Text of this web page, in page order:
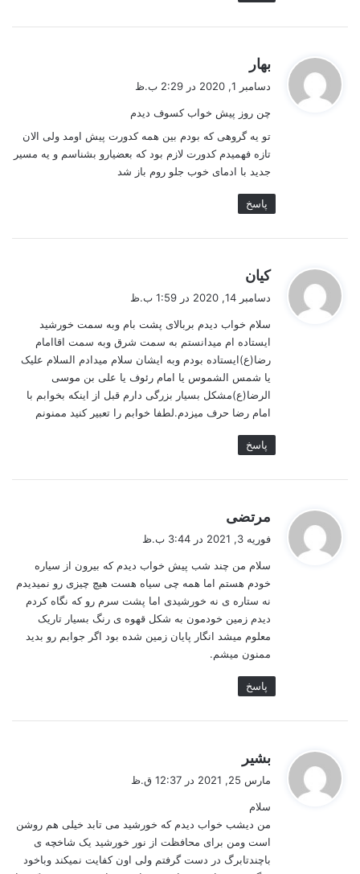
بهار
ت
:
دسامبر 1, 2020 در 2:29 ب.ظ
چن روز پیش خواب کسوف دیدم
تو یه گروهی که بودم بین همه کدورت پیش اومد ولی الان
تازه فهمیدم کدورت لازم بود که بعضیارو بشناسم و یه مسیر
جدید با ادمای خوب جلو روم باز شد
پاسخ
کیان
ت
:
دسامبر 14, 2020 در 1:59 ب.ظ
سلام خواب دیدم بربالای پشت بام وبه سمت خورشید
ایستاده ام میدانستم به سمت شرق وبه سمت اقاامام
رضا(ع)ایستاده بودم وبه ایشان سلام میدادم السلام علیک
یا شمس الشموس یا امام رئوف یا علی بن موسی
الرضا(ع)مشکل بسیار بزرگی دارم قبل از اینکه بخوابم با
امام رضا حرف میزدم.لطفا خوابم را تعبیر کنید ممنونم
پاسخ
مرتضی
:
فوریه 3, 2021 در 3:44 ب.ظ
سلام من چند شب پیش خواب دیدم که بیرون از سیاره
خودم هستم اما همه چی سیاه هست هیچ چیزی رو نمیدیدم
نه ستاره ی نه خورشیدی اما پشت سرم رو که نگاه کردم
دیدم زمین خودمون به شکل قهوه ی رنگ بسیار تاریک
معلوم میشد انگار پایان زمین شده بود اگر جوابم رو بدید
ممنون میشم.
پاسخ
بشیر
مارس 25, 2021 در 12:37 ق.ظ
سلام
من دیشب خواب دیدم که خورشید می تابد خیلی هم روشن
است ومن برای محافظت از نور خورشید یک شاخچه ی
باچندتابرگ در دست گرفتم ولی اون کفایت نمیکند وباخود